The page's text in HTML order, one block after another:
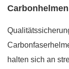
Carbonhelmen
halten sich an